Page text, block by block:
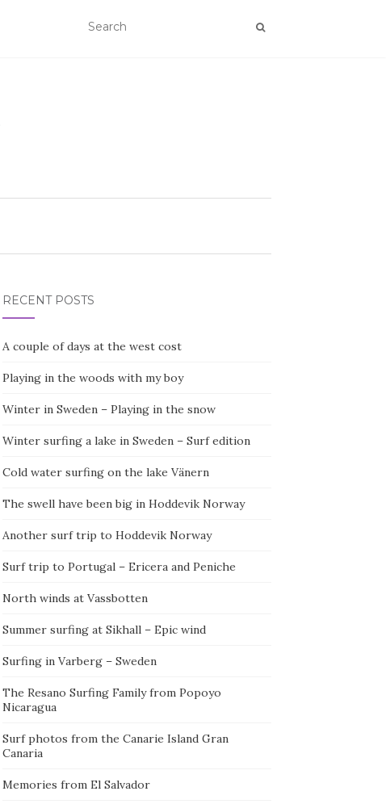
RECENT POSTS
A couple of days at the west cost
Playing in the woods with my boy
Winter in Sweden – Playing in the snow
Winter surfing a lake in Sweden – Surf edition
Cold water surfing on the lake Vänern
The swell have been big in Hoddevik Norway
Another surf trip to Hoddevik Norway
Surf trip to Portugal – Ericera and Peniche
North winds at Vassbotten
Summer surfing at Sikhall – Epic wind
Surfing in Varberg – Sweden
The Resano Surfing Family from Popoyo
Nicaragua
Surf photos from the Canarie Island Gran
Canaria
Memories from El Salvador